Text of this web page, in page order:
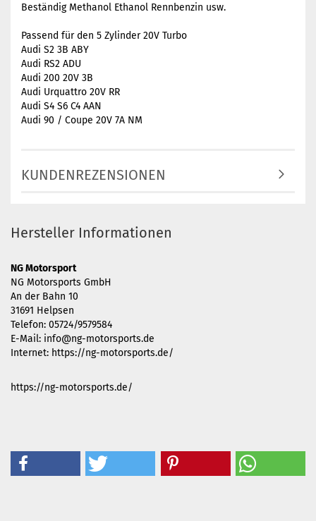
Beständig Methanol Ethanol Rennbenzin usw.
Passend für den 5 Zylinder 20V Turbo
Audi S2 3B ABY
Audi RS2 ADU
Audi 200 20V 3B
Audi Urquattro 20V RR
Audi S4 S6 C4 AAN
Audi 90 / Coupe 20V 7A NM
KUNDENREZENSIONEN
Hersteller Informationen
NG Motorsport
NG Motorsports GmbH
An der Bahn 10
31691 Helpsen
Telefon: 05724/9579584
E-Mail: info@ng-motorsports.de
Internet: https://ng-motorsports.de/
https://ng-motorsports.de/